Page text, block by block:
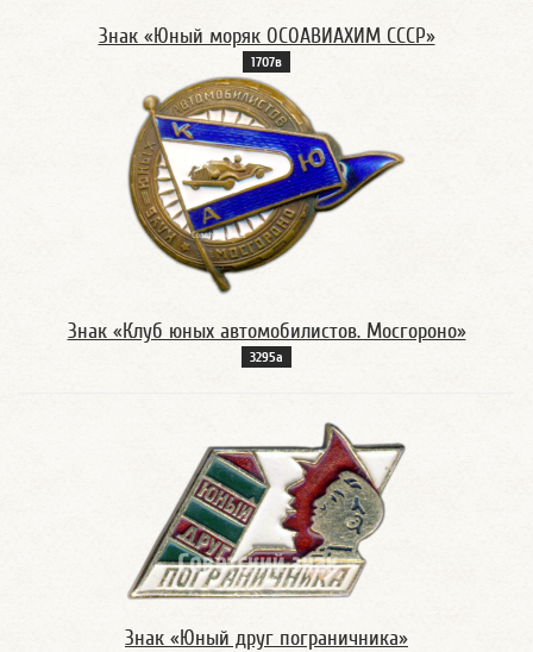
Знак «Юный моряк ОСОАВИАХИМ СССР»
1707в
Знак «Клуб юных автомобилистов. Мосгороно»
3295а
Знак «Юный друг пограничника»